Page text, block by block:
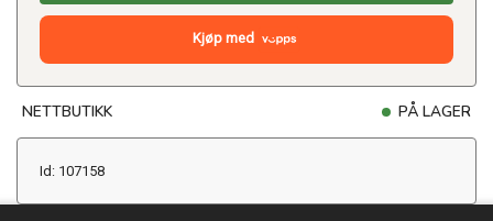
Kjøp med
NETTBUTIKK PÅ LAGER
Id: 107158